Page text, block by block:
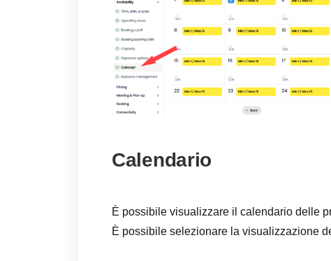
Calendario
È possibile visualizzare il calendario delle
È possibile selezionare la visualizzazione